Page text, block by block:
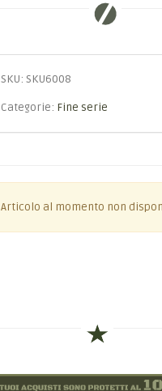
SKU: SKU6008
Categorie: Fine serie
Articolo al momento non